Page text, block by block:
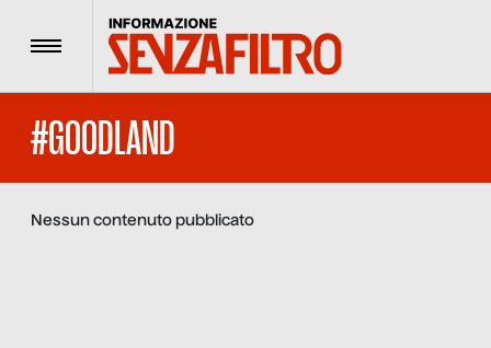
Menu
#GOODLAND
Nessun contenuto pubblicato